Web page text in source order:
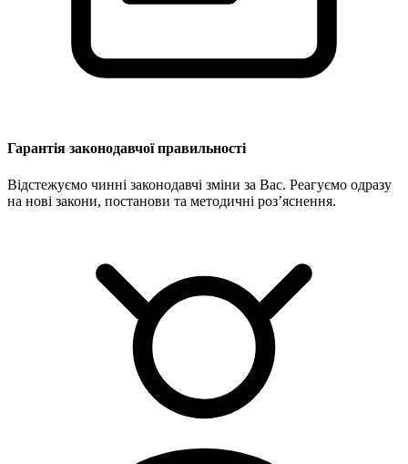
Гарантія законодавчої правильності
Відстежуємо чинні законодавчі зміни за Вас. Реагуємо одразу
на нові закони, постанови та методичні роз’яснення.